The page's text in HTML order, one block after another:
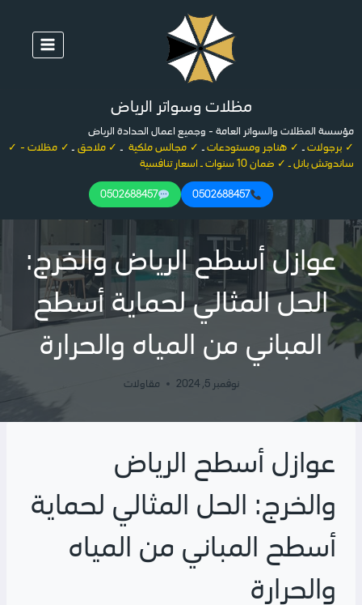
مظلات وسواتر الرياض
مؤسسة المظلات والسواتر العامة - وجميع اعمال الحدادة الرياض
✓ برجولاتـ ✓ هناجر ومستودعات ـ ✓ مجالس ملكية ـ ✓ ملاحق ـ ✓ مظلات - ✓
ساندوتش بانل ـ ✓ ضمان 10 سنوات ـ اسعار تنافسية
0502688457
0502688457
عوازل أسطح الرياض والخرج:
الحل المثالي لحماية أسطح
المباني من المياه والحرارة
نوفمبر 5, 2024 مقاولات
عوازل أسطح الرياض
والخرج: الحل المثالي لحماية
أسطح المباني من المياه
والحرارة